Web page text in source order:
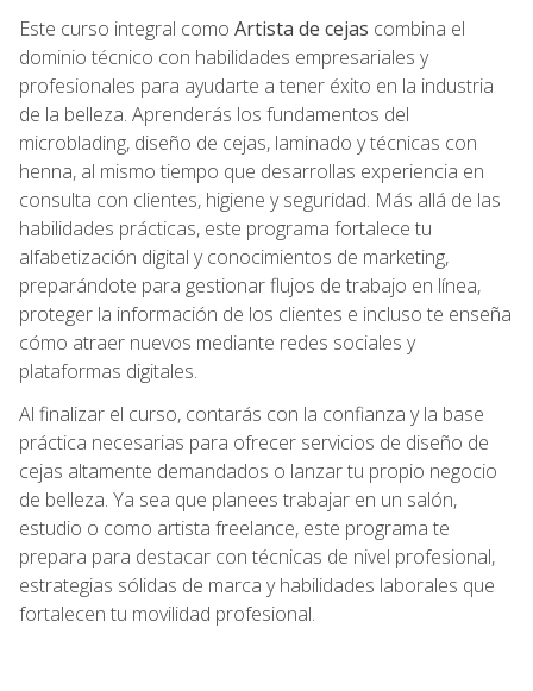
Este curso integral como Artista de cejas combina el
dominio técnico con habilidades empresariales y
profesionales para ayudarte a tener éxito en la industria
de la belleza. Aprenderás los fundamentos del
microblading, diseño de cejas, laminado y técnicas con
henna, al mismo tiempo que desarrollas experiencia en
consulta con clientes, higiene y seguridad. Más allá de las
habilidades prácticas, este programa fortalece tu
alfabetización digital y conocimientos de marketing,
preparándote para gestionar flujos de trabajo en línea,
proteger la información de los clientes e incluso te enseña
cómo atraer nuevos mediante redes sociales y
plataformas digitales.
Al finalizar el curso, contarás con la confianza y la base
práctica necesarias para ofrecer servicios de diseño de
cejas altamente demandados o lanzar tu propio negocio
de belleza. Ya sea que planees trabajar en un salón,
estudio o como artista freelance, este programa te
prepara para destacar con técnicas de nivel profesional,
estrategias sólidas de marca y habilidades laborales que
fortalecen tu movilidad profesional.